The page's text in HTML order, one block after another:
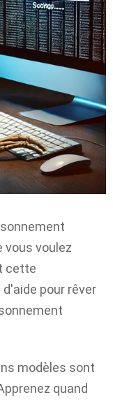
vous voulez
cette
pour rêver
modèles sont
quand